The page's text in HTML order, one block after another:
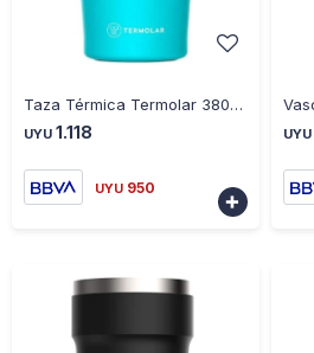
Taza Térmica Termolar 380ML Uniq - CELESTE
UYU 1.118
UYU 950

UYU